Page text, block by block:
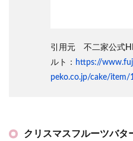
引用元 不二家公式
ルト： https://
peko.co.jp/cake/item/
クリスマスフルーツバタ